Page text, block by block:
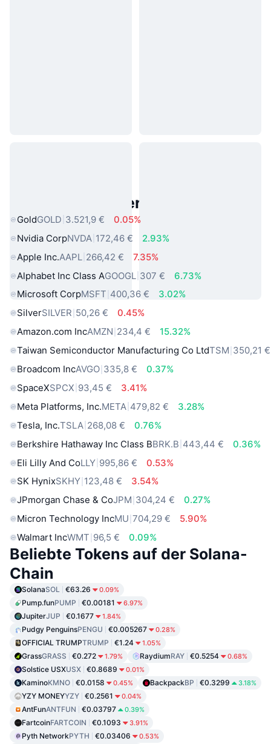
Beliebte reale Vermögenswerte
GoldGOLD 3.521,9 €
0.05%
Nvidia CorpNVDA 172,46 €
2.93%
Apple Inc.AAPL 266,42 €
7.35%
Alphabet Inc Class AGOOGL 307 €
6.73%
Microsoft CorpMSFT 400,36 €
3.02%
SilverSILVER 50,26 €
0.45%
Amazon.com IncAMZN 234,4 €
15.32%
Taiwan Semiconductor Manufacturing Co LtdTSM 350,21 €
Broadcom IncAVGO 335,8 €
0.37%
SpaceXSPCX 93,45 €
3.41%
Meta Platforms, Inc.META 479,82 €
3.28%
Tesla, Inc.TSLA 268,08 €
0.76%
Berkshire Hathaway Inc Class BBRK.B 443,44 €
0.36%
Eli Lilly And CoLLY 995,86 €
0.53%
SK HynixSKHY 123,48 €
3.54%
JPmorgan Chase & CoJPM 304,24 €
0.27%
Micron Technology IncMU 704,29 €
5.90%
Walmart IncWMT 96,5 € 0.09%
Beliebte Tokens auf der Solana-
Chain
SolanaSOL €63.26 0.09%
Pump.funPUMP €0.00181 6.97%
JupiterJUP €0.1677 1.84%
Pudgy PenguinsPENGU €0.005267 0.28%
OFFICIAL TRUMPTRUMP €1.24 1.05%
GrassGRASS €0.272 1.79% RaydiumRAY €0.5254 0.68%
Solstice USXUSX €0.8689 0.01%
KaminoKMNO €0.0158 0.45% BackpackBP €0.3299 3.18%
YZY MONEYYZY €0.2561 0.04%
AntFunANTFUN €0.03797 0.39%
FartcoinFARTCOIN €0.1093 3.91%
Pyth NetworkPYTH €0.03406 0.53%